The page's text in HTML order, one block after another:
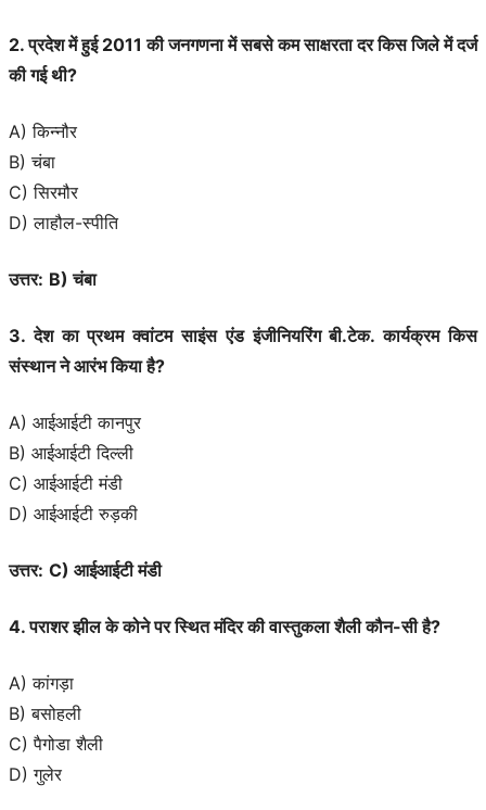
2. प्रदेश में हुई 2011 की जनगणना में सबसे कम साक्षरता दर किस जिले में दर्ज
की गई थी?
A) किन्नौर
B) चंबा
C) सिरमौर
D) लाहौल-स्पीति
उत्तर: B) चंबा
3. देश का प्रथम क्वांटम साइंस एंड इंजीनियरिंग बी.टेक. कार्यक्रम किस
संस्थान ने आरंभ किया है?
A) आईआईटी कानपुर
B) आईआईटी दिल्ली
C) आईआईटी मंडी
D) आईआईटी रुड़की
उत्तर: C) आईआईटी मंडी
4. पराशर झील के कोने पर स्थित मंदिर की वास्तुकला शैली कौन-सी है?
A) कांगड़ा
B) बसोहली
C) पैगोडा शैली
D) गुलेर